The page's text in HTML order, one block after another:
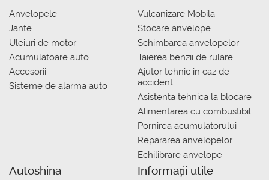
Anvelopele
Jante
Uleiuri de motor
Acumulatoare auto
Accesorii
Sisteme de alarma auto
Vulcanizare Mobila
Stocare anvelope
Schimbarea anvelopelor
Taierea benzii de rulare
Ajutor tehnic in caz de
accident
Asistenta tehnica la blocare
Alimentarea cu combustibil
Pornirea acumulatorului
Repararea anvelopelor
Echilibrare anvelope
Autoshina Informații utile